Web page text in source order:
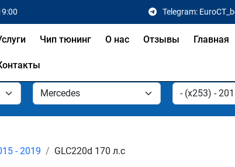
Telegram:
Чип тюнинг О нас Отзывы Главная
- 2019 GLC220d 170 л.с